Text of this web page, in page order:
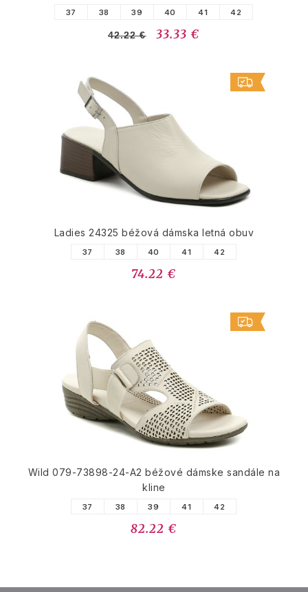
37 38 39 40 41 42
42.22 € 33.33 €
Ladies 24325 béžová dámska letná obuv
37 38 40 41 42
74.22 €
Wild 079-73898-24-A2 béžové dámske sandále na
kline
37 38 39 41 42
82.22 €